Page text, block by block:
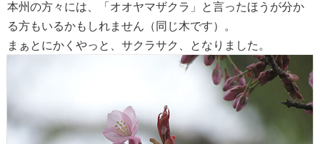
本州の方々には、「オオヤマザクラ」と言ったほうが分か
る方もいるかもしれません（同じ木です）。
まぁとにかくやっと、サクラサク、となりました。